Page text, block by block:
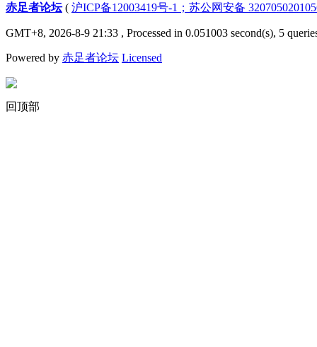
赤足者论坛( 沪ICP备12003419号-1；苏公网安备
GMT+8, 2026-8-9 21:33 , Processed in 0.051003 second(s), 5
Powered by 赤足者论坛 Licensed
回顶部